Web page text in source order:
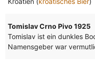
Tomislav Crno Pivo 1925
Tomislav ist ein dunkles
Namensgeber war